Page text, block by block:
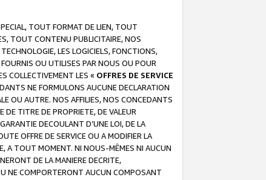
TOUT FORMAT DE LIEN, TOUT
TOUT CONTENU PUBLICITAIRE, NOS
LES LOGICIELS, FONCTIONS,
OU UTILISES PAR NOUS OU POUR
COLLECTIVEMENT LES « OFFRES DE SERVICE
NE FORMULONS AUCUNE DECLARATION
OU AUTRE. NOS AFFILIES, NOS CONCEDANTS
TITRE DE PROPRIETE, DE VALEUR
DECOULANT D’UNE LOI, DE LA
OFFRE DE SERVICE OU A MODIFIER LA
A TOUT MOMENT. NI NOUS-MÊMES NI AUCUN
DE LA MANIERE DECRITE,
NE COMPORTERONT AUCUN COMPOSANT